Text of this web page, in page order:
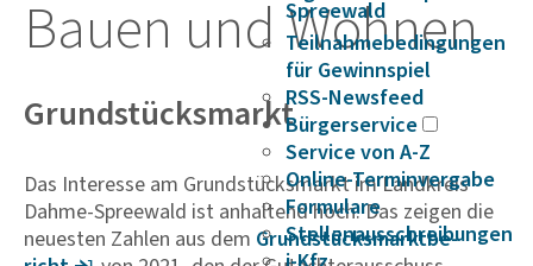
Spreewald
Teilnahmebedingungen
für Gewinnspiel
RSS-Newsfeed
Bürgerservice
Service von A-Z
Online-Terminvergabe
Formulare
Stellenausschreibungen
Bauen und Wohnen
Grundstücksmarkt
Das Interesse am Grundstücksmarkt im Landkreis
Dahme-Spreewald ist anhaltend hoch. Das zeigen die
neuesten Zahlen aus dem Grund­s­tücks­markt­be­